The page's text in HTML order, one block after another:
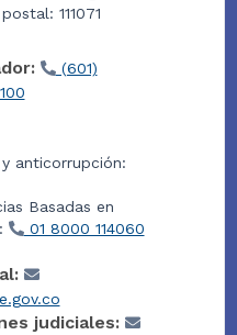
111071
(601)
anticorrupción:
Basadas en
01 8000 114060
judiciales: